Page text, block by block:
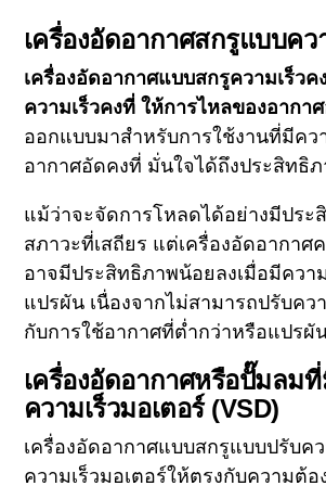
เครื่องอัดอากาศสกรูแบบคว
เครื่องอัดอากาศแบบสกรูความเร็วค
ความเร็วคงที่ ให้การไหลของอากา
ออกแบบมาสําหรับการใช้งานที่มีคว
อากาศอัดคงที่ มั่นใจได้ถึงประสิทธิ
แม้ว่าจะจัดการโหลดได้อย่างมีประ
สภาวะที่เสถียร แต่เครื่องอัดอากาศ
อาจมีประสิทธิภาพน้อยลงเมื่อมีควา
แปรผัน เนื่องจากไม่สามารถปรับคว
กับการใช้อากาศที่ต่ำกว่าหรือแปรผั
เครื่องอัดอากาศหรือปั๊มลม
ความเร็วมอเตอร์ (VSD)
เครื่องอัดอากาศแบบสกรูแบบปรับค
ความเร็วมอเตอร์ให้ตรงกับความต้อ